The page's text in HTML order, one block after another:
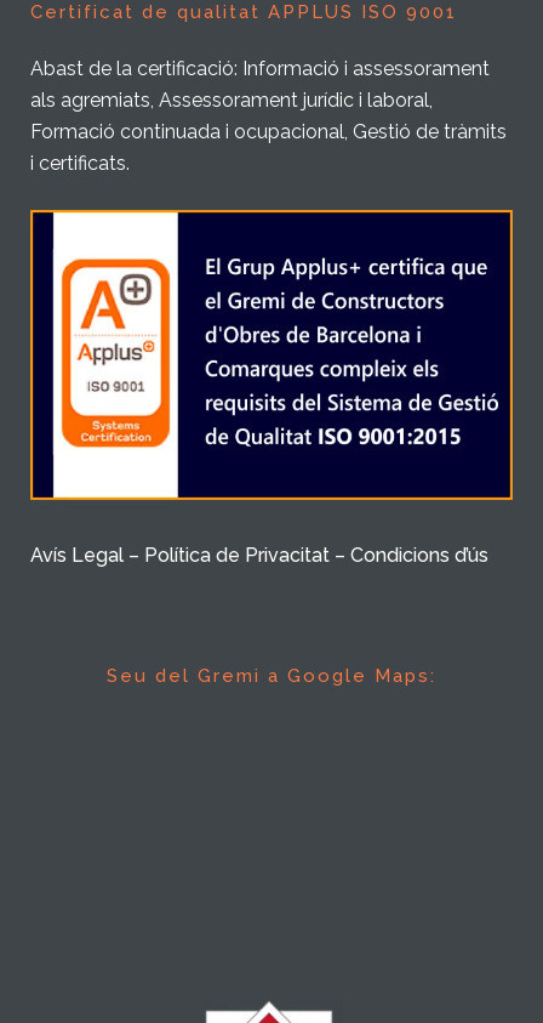
Certificat de qualitat APPLUS ISO 9001
Abast de la certificació: Informació i assessorament
als agremiats, Assessorament jurídic i laboral,
Formació continuada i ocupacional, Gestió de tràmits
i certificats.
Avís Legal – Política de Privacitat – Condicions d’ús
Seu del Gremi a Google Maps: